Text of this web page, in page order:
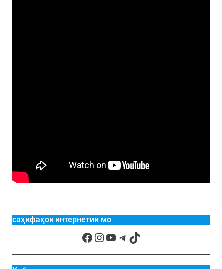
саҳифаҳои интернетии мо